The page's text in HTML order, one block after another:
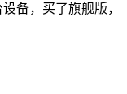
备，买了旗舰版，